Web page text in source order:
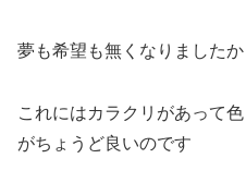
夢も希望も無くなりましたか
これにはカラクリがあって
がちょうど良いのです